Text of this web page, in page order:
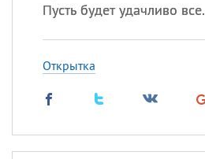
Пусть будет удачливо все.
Открытка